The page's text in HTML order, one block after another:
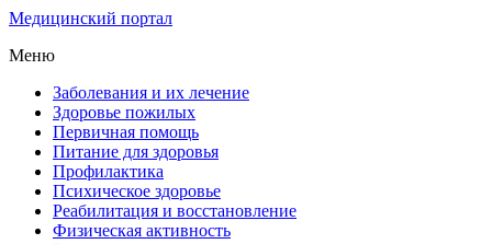
Медицинский портал
Меню
Заболевания и их лечение
Здоровье пожилых
Первичная помощь
Питание для здоровья
Профилактика
Психическое здоровье
Реабилитация и восстановление
Физическая активность